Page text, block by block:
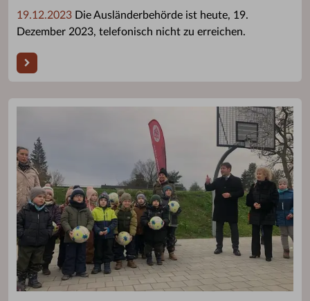
19.12.2023 Die Ausländerbehörde ist heute, 19.
Dezember 2023, telefonisch nicht zu erreichen.